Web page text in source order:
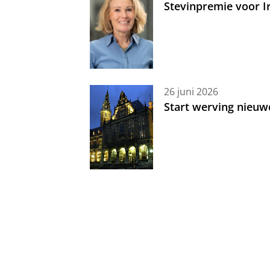
Stevinpremie voor
26 juni 2026
Start werving